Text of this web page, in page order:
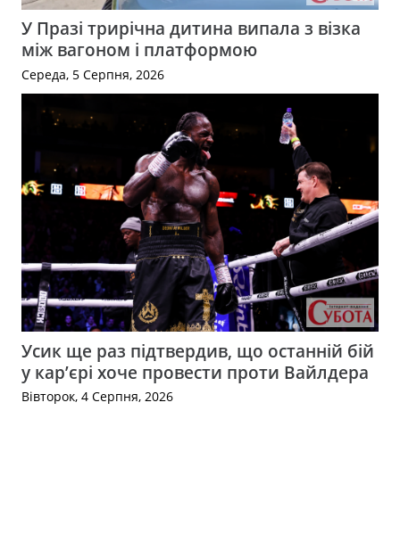
У Празі трирічна дитина випала з візка
між вагоном і платформою
Середа, 5 Серпня, 2026
Усик ще раз підтвердив, що останній бій
у кар’єрі хоче провести проти Вайлдера
Вівторок, 4 Серпня, 2026